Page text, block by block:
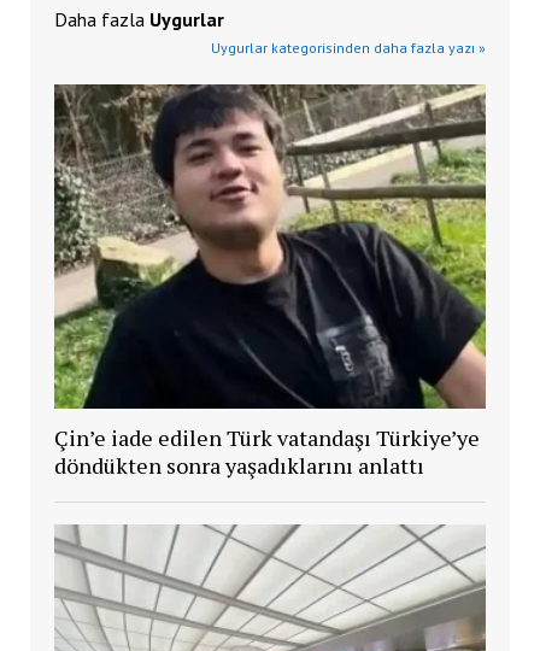
Daha fazla Uygurlar
Uygurlar kategorisinden daha fazla yazı »
Çin’e iade edilen Türk vatandaşı Türkiye’ye
döndükten sonra yaşadıklarını anlattı